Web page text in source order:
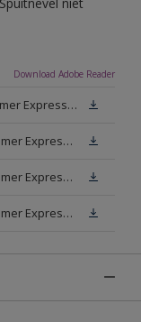
Download Adobe Reader
Technisch Informatieblad Rubbol Primer Express (PDF)
Veiligheidsinformatieblad Rubbol Primer Express White (MSDS)
Veiligheidsinformatieblad Rubbol Primer Express W05 (MSDS)
Veiligheidsinformatieblad Rubbol Primer Express N00 (MSDS)